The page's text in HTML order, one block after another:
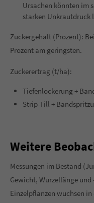
Ursachen könnten im
starken Unkrautdruck
Zuckergehalt (Prozent):
Prozent am geringsten.
Zuckerertrag (t/ha):
Tiefenlockerung +
Strip-Till +
Weitere
Messungen im Bestand
Gewicht, Wurzellänge und
Einzelpflanzen wuchsen